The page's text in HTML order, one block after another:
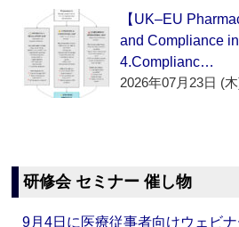
【UK–EU
and Compliance
4.Complianc…
2026年07月23日 (
研修会 セミナー 催し物
9月4日に医療従事者向けウェビ